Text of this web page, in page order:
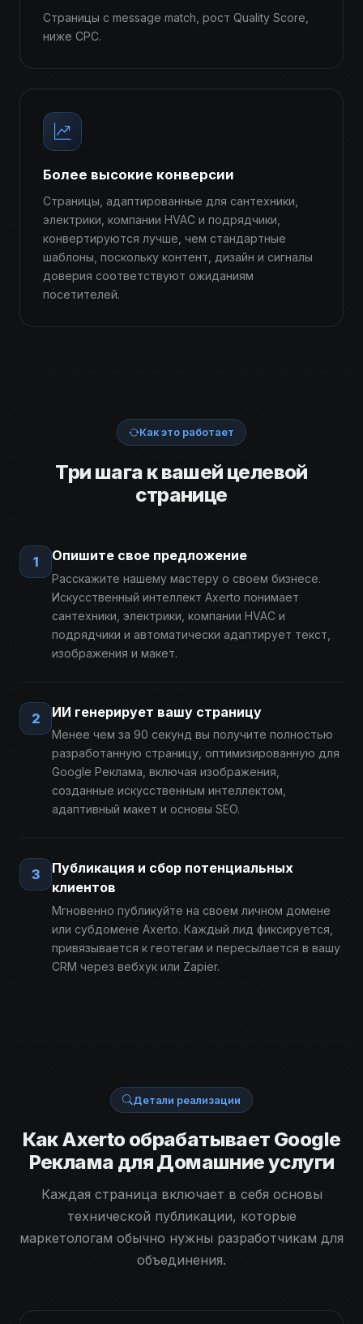
Страницы с message match, рост Quality Score,
ниже CPC.
Более высокие конверсии
Страницы, адаптированные для сантехники,
электрики, компании HVAC и подрядчики,
конвертируются лучше, чем стандартные
шаблоны, поскольку контент, дизайн и сигналы
доверия соответствуют ожиданиям
посетителей.
Как это работает
Три шага к вашей целевой
странице
1 Опишите свое предложение
Расскажите нашему мастеру о своем бизнесе.
Искусственный интеллект Axerto понимает
сантехники, электрики, компании HVAC и
подрядчики и автоматически адаптирует текст,
изображения и макет.
2 ИИ генерирует вашу страницу
Менее чем за 90 секунд вы получите полностью
разработанную страницу, оптимизированную для
Google Реклама, включая изображения,
созданные искусственным интеллектом,
адаптивный макет и основы SEO.
3
Публикация и сбор потенциальных
клиентов
Мгновенно публикуйте на своем личном домене
или субдомене Axerto. Каждый лид фиксируется,
привязывается к геотегам и пересылается в вашу
CRM через вебхук или Zapier.
Детали реализации
Как Axerto обрабатывает Google
Реклама для Домашние услуги
Каждая страница включает в себя основы
технической публикации, которые
маркетологам обычно нужны разработчикам для
объединения.